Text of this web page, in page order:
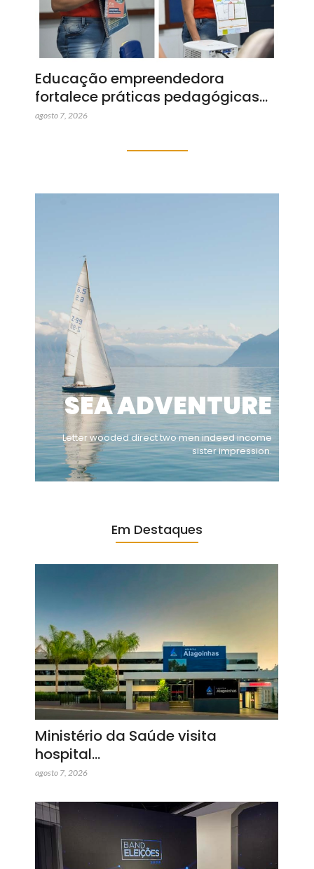
Educação empreendedora
fortalece práticas pedagógicas…
agosto 7, 2026
SEA ADVENTURE
Letter wooded direct two men indeed income
sister impression.
Em Destaques
Ministério da Saúde visita
hospital…
agosto 7, 2026